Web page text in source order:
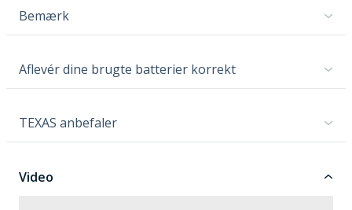
Bemærk
Aflevér dine brugte batterier korrekt
TEXAS anbefaler
Video